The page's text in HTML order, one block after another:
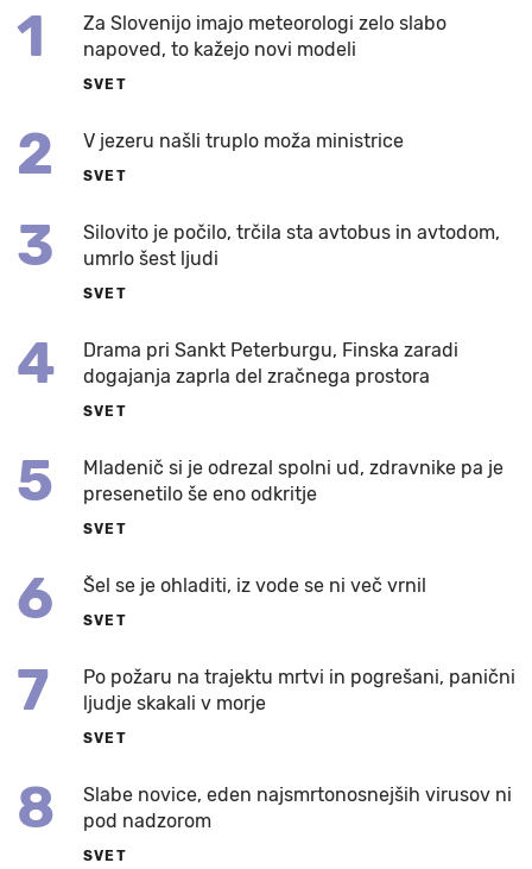
1
Za Slovenijo imajo meteorologi zelo slabo
napoved, to kažejo novi modeli
SVET
2 V jezeru našli truplo moža ministrice
SVET
3
Silovito je počilo, trčila sta avtobus in avtodom,
umrlo šest ljudi
SVET
4
Drama pri Sankt Peterburgu, Finska zaradi
dogajanja zaprla del zračnega prostora
SVET
5
Mladenič si je odrezal spolni ud, zdravnike pa je
presenetilo še eno odkritje
SVET
6 Šel se je ohladiti, iz vode se ni več vrnil
SVET
7
Po požaru na trajektu mrtvi in pogrešani, panični
ljudje skakali v morje
SVET
8
Slabe novice, eden najsmrtonosnejših virusov ni
pod nadzorom
SVET